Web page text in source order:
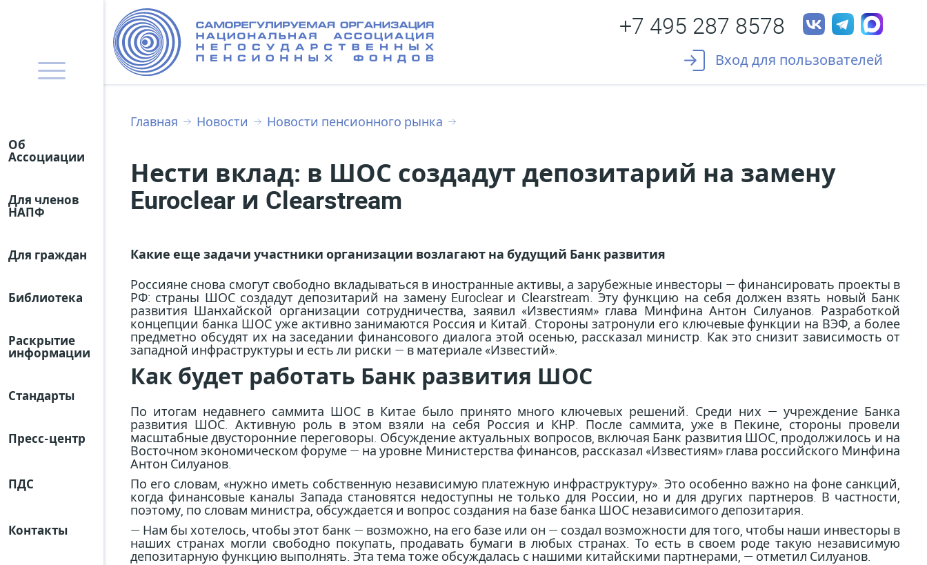
Об
Ассоциации
Для членов
НАПФ
Для граждан
Библиотека
Раскрытие
информации
Стандарты
Пресс-центр
ПДС
Контакты
+7 495 287 8578
Вход для пользователей
Главная Новости Новости пенсионного рынка
Нести вклад: в ШОС создадут депозитарий на замену
Euroclear и Clearstream
Какие еще задачи участники организации возлагают на будущий Банк развития
Россияне снова смогут свободно вкладываться в иностранные активы, а зарубежные инвесторы — финансировать проекты в
РФ: страны ШОС создадут депозитарий на замену Euroclear и Clearstream. Эту функцию на себя должен взять новый Банк
развития Шанхайской организации сотрудничества, заявил «Известиям» глава Минфина Антон Силуанов. Разработкой
концепции банка ШОС уже активно занимаются Россия и Китай. Стороны затронули его ключевые функции на ВЭФ, а более
предметно обсудят их на заседании финансового диалога этой осенью, рассказал министр. Как это снизит зависимость от
западной инфраструктуры и есть ли риски — в материале «Известий».
Как будет работать Банк развития ШОС
По итогам недавнего саммита ШОС в Китае было принято много ключевых решений. Среди них — учреждение Банка
развития ШОС. Активную роль в этом взяли на себя Россия и КНР. После саммита, уже в Пекине, стороны провели
масштабные двусторонние переговоры. Обсуждение актуальных вопросов, включая Банк развития ШОС, продолжилось и на
Восточном экономическом форуме — на уровне Министерства финансов, рассказал «Известиям» глава российского Минфина
Антон Силуанов.
По его словам, «нужно иметь собственную независимую платежную инфраструктуру». Это особенно важно на фоне санкций,
когда финансовые каналы Запада становятся недоступны не только для России, но и для других партнеров. В частности,
поэтому, по словам министра, обсуждается и вопрос создания на базе банка ШОС независимого депозитария.
— Нам бы хотелось, чтобы этот банк — возможно, на его базе или он — создал возможности для того, чтобы наши инвесторы в
наших странах могли свободно покупать, продавать бумаги в любых странах. То есть в своем роде такую независимую
депозитарную функцию выполнять. Эта тема тоже обсуждалась с нашими китайскими партнерами, — отметил Силуанов.